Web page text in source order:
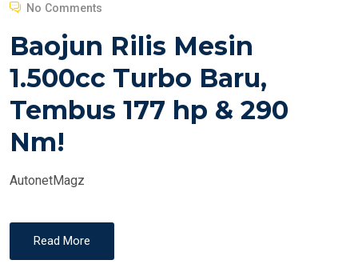
T
D
O
No Comments
Baojun Rilis Mesin
1.500cc Turbo Baru,
Tembus 177 hp & 290
Nm!
AutonetMagz
Read More